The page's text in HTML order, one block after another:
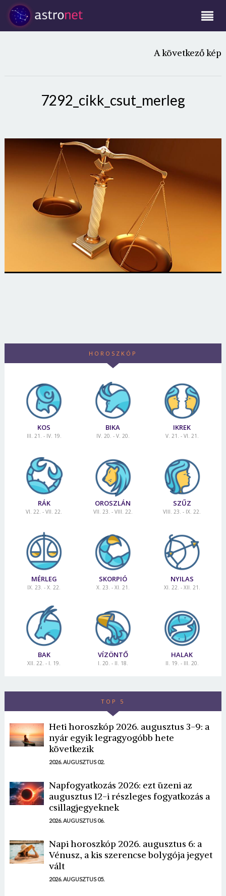
A következő kép
7292_cikk_csut_merleg
HOROSZKÓP
KOS
III. 21. - IV. 19.
BIKA
IV. 20. - V. 20.
IKREK
V. 21. - VI. 21.
RÁK
VI. 22. - VII. 22.
OROSZLÁN
VII. 23. - VIII. 22.
SZŰZ
VIII. 23. - IX. 22.
MÉRLEG
IX. 23. - X. 22.
SKORPIÓ
X. 23. - XI. 21.
NYILAS
XI. 22. - XII. 21.
BAK
XII. 22. - I. 19.
VÍZÖNTŐ
I. 20. - II. 18.
HALAK
II. 19. - III. 20.
TOP 5
Heti horoszkóp 2026. augusztus 3-9: a
nyár egyik legragyogóbb hete
következik
2026. AUGUSZTUS 02.
Napfogyatkozás 2026: ezt üzeni az
augusztus 12-i részleges fogyatkozás a
csillagjegyeknek
2026. AUGUSZTUS 06.
Napi horoszkóp 2026. augusztus 6: a
Vénusz, a kis szerencse bolygója jegyet
vált
2026. AUGUSZTUS 05.